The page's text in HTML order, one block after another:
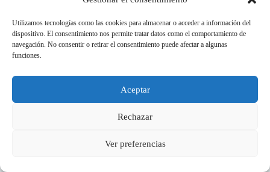
Utilizamos tecnologías como las cookies para almacenar o acceder a información del
dispositivo. El consentimiento nos permite tratar datos como el comportamiento de
navegación. No consentir o retirar el consentimiento puede afectar a algunas
funciones.
Aceptar
Rechazar
Ver preferencias
de fisuras, retirada de pintura antigua, regularización o
tratamiento frente a humedad.
Estado del soporte
Es el factor más importante. Un hormigón limpio,
firme y poroso facilita la aplicación. Un pavimento